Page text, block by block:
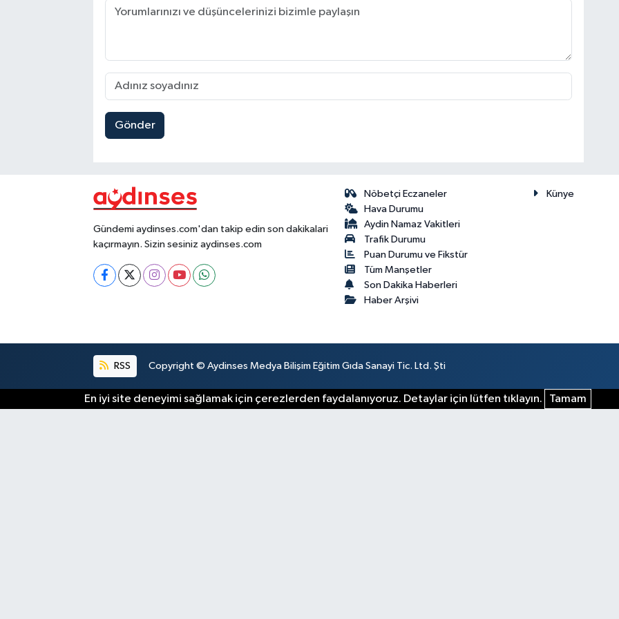
Gönder
Gündemi aydinses.com'dan takip edin son dakikalari
kaçırmayın. Sizin sesiniz aydinses.com
Nöbetçi Eczaneler
Hava Durumu
Aydin Namaz Vakitleri
Trafik Durumu
Puan Durumu ve Fikstür
Tüm Manşetler
Son Dakika Haberleri
Haber Arşivi
Künye
RSS Copyright © Aydinses Medya Bilişim Eğitim Gıda Sanayi Tic. Ltd. Şti
En iyi site deneyimi sağlamak için çerezlerden faydalanıyoruz. Detaylar için lütfen tıklayın. Tamam